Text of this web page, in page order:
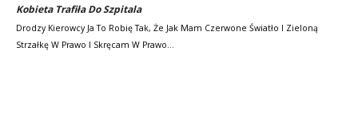
Kobieta Trafiła Do Szpitala
Drodzy Kierowcy Ja To Robię Tak, Że Jak Mam Czerwone Światło I Zieloną
Strzałkę W Prawo I Skręcam W Prawo…